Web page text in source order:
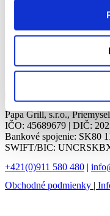
budeme
Papa Grill, s.r.o.,
IČO: 45689679 | DIČ:
Bankové spojenie: SK80
SWIFT/BIC:
+421(0)911 580 480 |
Obchodné podmienky |